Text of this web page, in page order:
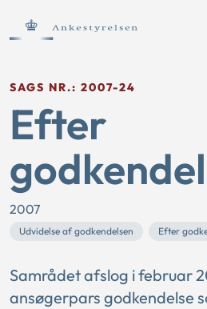
SAGS NR.: 2007-24
Efter
2007
Udvidelse af godkendelsen Efter
Samrådet afslog i februar
ansøgerpars godkendelse